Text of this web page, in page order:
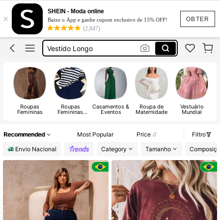
OBTER
×
SHEIN - Moda online
Baixe o App e ganhe cupom exclusivo de 15% OFF!
(2,847)
Vestido Feminino
Vestido
Vestido Longo
Vestido Longo Elegante
Vestido Feminino
Vestido
Roupas
Femininas
Roupas
Femininas
Casamentos &
Eventos
Roupa de
Maternidade
Vestuário
Mundial
Recommended Most Popular Price
Filtro
Envio Nacional
Category Tamanho